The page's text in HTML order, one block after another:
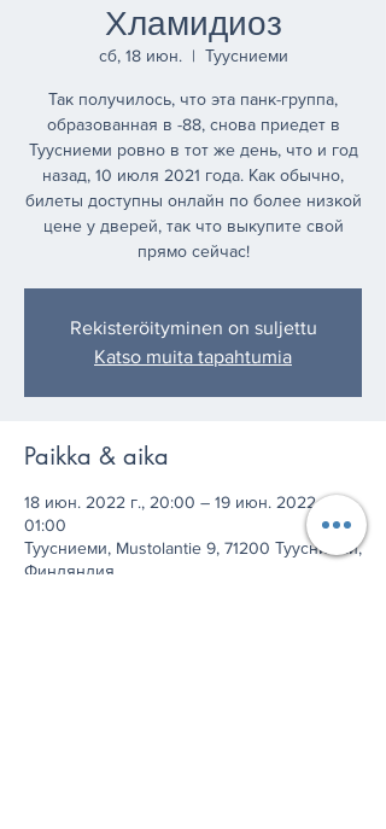
Хламидиоз
сб, 18 июн.
  |
Туусниеми
Так получилось, что эта панк-группа,
образованная в -88, снова приедет в
Туусниеми ровно в тот же день, что и год
назад, 10 июля 2021 года. Как обычно,
билеты доступны онлайн по более низкой
цене у дверей, так что выкупите свой
прямо сейчас!
Rekisteröityminen on suljettu
Katso muita tapahtumia
Paikka & aika
18 июн. 2022 г., 20:00 – 19 июн. 2022 г.,
01:00
Туусниеми, Mustolantie 9, 71200 Туусниеми,
Финляндия